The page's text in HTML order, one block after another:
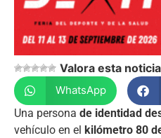
Valora esta noticia
WhatsApp
Una persona de identidad
vehículo en el kilómetro 80